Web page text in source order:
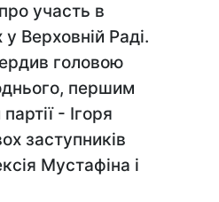
участь в
Верховній Раді.
головою
першим
- Ігоря
заступників
Мустафіна і